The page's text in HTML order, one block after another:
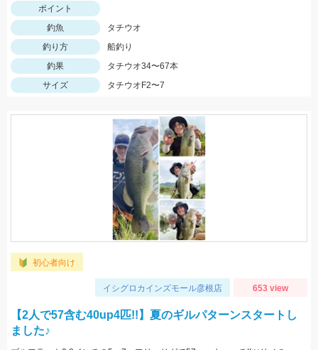
ポイント
釣魚
タチウオ
釣り方
船釣り
釣果
タチウオ34〜67本
サイズ
タチウオF2〜7
初心者向け
イシグロカインズモール彦根店 653 view
【2人で57含む40up4匹!!】夏のギルパターンスタートし
ました♪